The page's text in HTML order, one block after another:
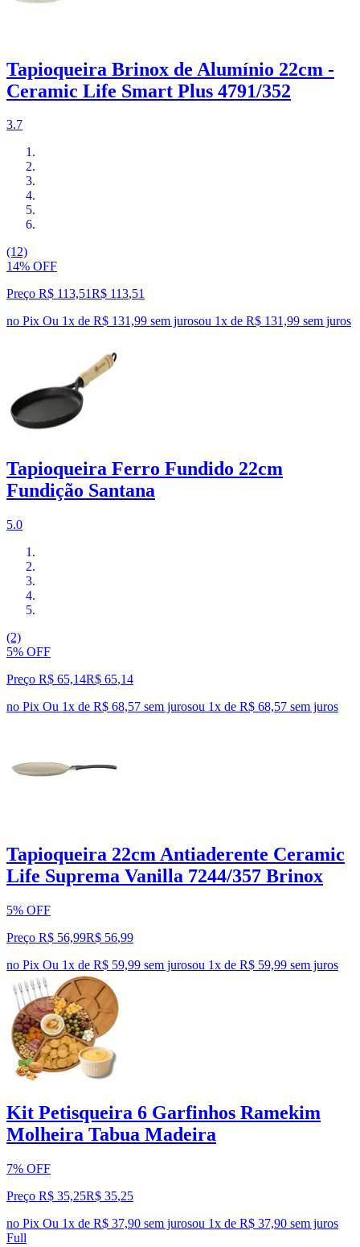
Tapioqueira Brinox de Alumínio 22cm -
Ceramic Life Smart Plus 4791/352
3.7
(12)
14% OFF
Preço R$ 113,51R$ 113,51
no Pix Ou 1x de R$ 131,99 sem jurosou 1x de R$ 131,99 sem juros
Tapioqueira Ferro Fundido 22cm
Fundição Santana
5.0
(2)
5% OFF
Preço R$ 65,14R$ 65,14
no Pix Ou 1x de R$ 68,57 sem jurosou 1x de R$ 68,57 sem juros
Tapioqueira 22cm Antiaderente Ceramic
Life Suprema Vanilla 7244/357 Brinox
5% OFF
Preço R$ 56,99R$ 56,99
no Pix Ou 1x de R$ 59,99 sem jurosou 1x de R$ 59,99 sem juros
Kit Petisqueira 6 Garfinhos Ramekim
Molheira Tabua Madeira
7% OFF
Preço R$ 35,25R$ 35,25
no Pix Ou 1x de R$ 37,90 sem jurosou 1x de R$ 37,90 sem juros
Full